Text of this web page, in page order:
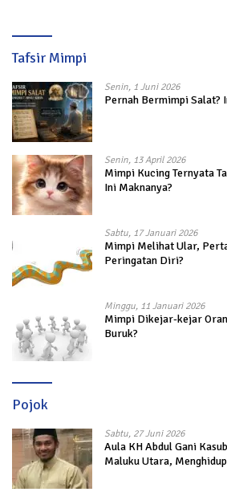
Tafsir Mimpi
Senin, 1 Juni 2026
Pernah Bermimpi Salat?
Senin, 13 April 2026
Mimpi Kucing Ternyata
Ini Maknanya?
Sabtu, 17 Januari 2026
Mimpi Melihat Ular,
Peringatan Diri?
Minggu, 11 Januari 2026
Mimpi Dikejar-kejar
Buruk?
Pojok
Sabtu, 27 Juni 2026
Aula KH Abdul Gani
Maluku Utara,